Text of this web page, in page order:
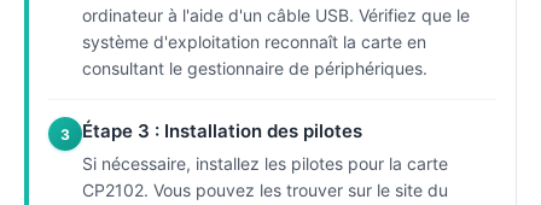
ordinateur à l'aide d'un câble USB. Vérifiez que le
système d'exploitation reconnaît la carte en
consultant le gestionnaire de périphériques.
3 Étape 3 : Installation des pilotes
Si nécessaire, installez les pilotes pour la carte
CP2102. Vous pouvez les trouver sur le site du